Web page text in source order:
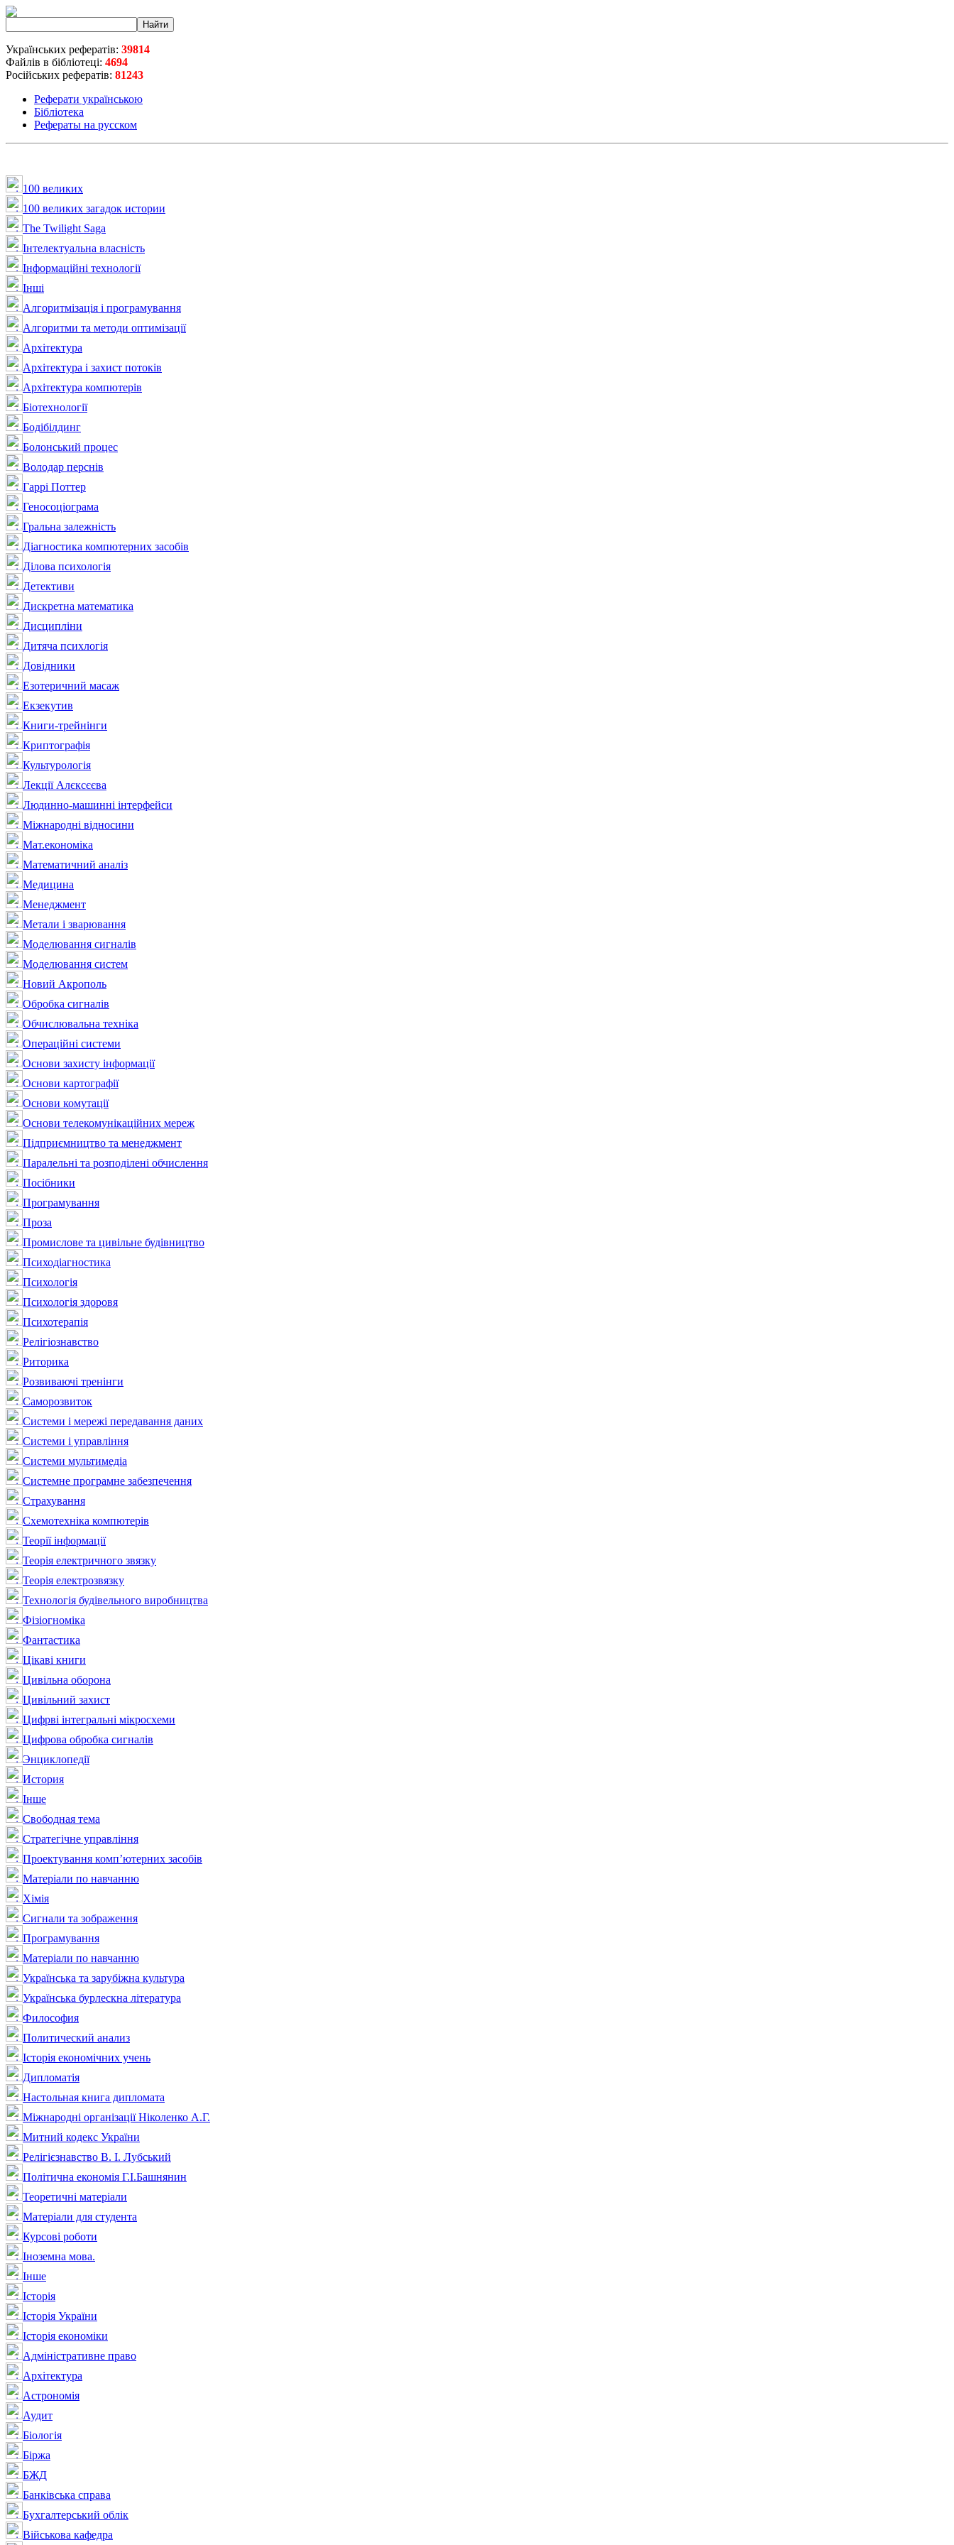
Українських рефератів: 39814
Файлів в бібліотеці: 4694
Російських рефератів: 81243
Реферати українською
Бібліотека
Рефераты на русском
100 великих
100 великих загадок истории
The Twilight Saga
Інтелектуальна влaсність
Інформаційні технології
Інші
Алгоритмізація і програмування
Алгоритми та методи оптимізації
Архітектура
Архітектура і захист потоків
Архітектура компютерів
Біотехнології
Бодібілдинг
Болонський процес
Володар перснів
Гаррі Поттер
Геносоціограма
Гральна залежність
Діагностика компютерних засобів
Ділова психологія
Детективи
Дискретна математика
Дисципліни
Дитяча психлогія
Довідники
Езотеричний масаж
Екзекутив
Книги-трейнінги
Криптографія
Культурологія
Лекції Алєксєєва
Людинно-машинні інтерфейси
Міжнародні відносини
Мат.економіка
Математичний аналіз
Медицина
Менеджмент
Метали і зварювання
Моделювання сигналів
Моделювання систем
Новий Акрополь
Обробка сигналів
Обчислювальна техніка
Операційні системи
Основи захисту інформації
Основи картографії
Основи комутації
Основи телекомунікаційних мереж
Підприємництво та менеджмент
Паралельні та розподілені обчислення
Посібники
Програмування
Проза
Промислове та цивільне будівництво
Психодіагностика
Психологія
Психологія здоровя
Психотерапія
Релігіознавство
Риторика
Розвиваючі тренінги
Саморозвиток
Системи і мережі передавання даних
Системи і управління
Системи мультимедіа
Системне програмне забезпечення
Страхування
Схемотехніка компютерів
Теорії інформації
Теорія електричного звязку
Теорія електрозвязку
Технологія будівельного виробництва
Фізіогноміка
Фантастика
Цікаві книги
Цивільна оборона
Цивільний захист
Цифрві інтегральні мікросхеми
Цифрова обробка сигналів
Энциклопедії
История
Інше
Свободная тема
Стратегічне управління
Проектування комп’ютерних засобів
Матеріали по навчанню
Хімія
Сигнали та зображення
Програмування
Матеріали по навчанню
Українська та зарубіжна культура
Українська бурлескна література
Философия
Политический анализ
Історія економічних учень
Дипломатія
Настольная книга дипломата
Міжнародні організації Ніколенко А.Г.
Митний кодекс України
Релігієзнавство В. І. Лубський
Політична економія Г.І.Башнянин
Теоретичні матеріали
Матеріали для студента
Курсові роботи
Іноземна мова.
Інше
Історія
Історія України
Історія економіки
Адміністративне право
Архітектура
Астрономія
Аудит
Біологія
Біржа
БЖД
Банківська справа
Бухгалтерський облік
Військова кафедра